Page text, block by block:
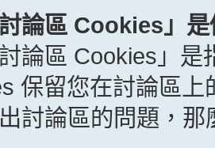
討論區 Cookies」
討論區 Cookies」
保留您在討論區
討論區的問題，